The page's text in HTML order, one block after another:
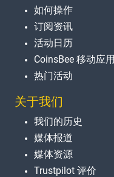
如何操作
订阅资讯
活动日历
CoinsBee 移动应用
热门活动
关于我们
我们的历史
媒体报道
媒体资源
Trustpilot 评价